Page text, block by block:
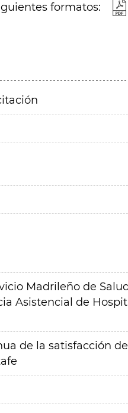
formatos:
Madrileño de Salud
Asistencial de
de la satisfacción